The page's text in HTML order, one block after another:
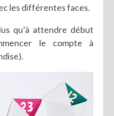
les différentes faces.
qu’à attendre début
le compte à